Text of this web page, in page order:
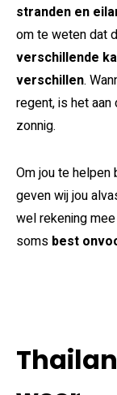
stranden en
om te weten dat
verschillende
verschillen.
regent, is het
zonnig.
Om jou te helpen
geven wij jou
wel rekening
soms best